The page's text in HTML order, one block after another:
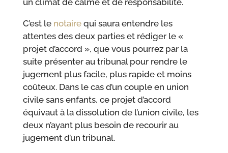
C’est le notairequi saura entendre les
attentes des deux parties et rédiger le «
projet d’accord », que vous pourrez par la
suite présenter au tribunal pour rendre le
jugement plus facile, plus rapide et moins
coûteux. Dans le cas d’un couple en union
civile sans enfants, ce projet d’accord
équivaut à la dissolution de l’union civile, les
deux n’ayant plus besoin de recourir au
jugement d’un tribunal.